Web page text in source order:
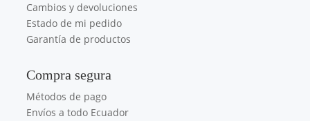
Cambios y devoluciones
Estado de mi pedido
Garantía de productos
Compra segura
Métodos de pago
Envíos a todo Ecuador